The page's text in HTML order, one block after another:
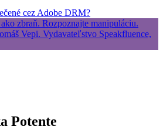
cez Adobe DRM?
Potente